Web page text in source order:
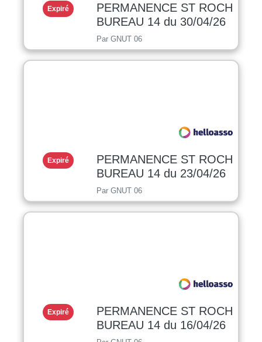
Expiré
PERMANENCE ST ROCH
BUREAU 14 du 30/04/26
Par GNUT 06
Expiré
PERMANENCE ST ROCH
BUREAU 14 du 23/04/26
Par GNUT 06
Expiré
PERMANENCE ST ROCH
BUREAU 14 du 16/04/26